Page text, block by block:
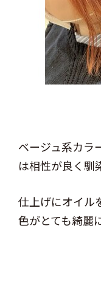
ベージュ系カラ
は相性が良く馴
仕上げにオイル
色がとても綺麗